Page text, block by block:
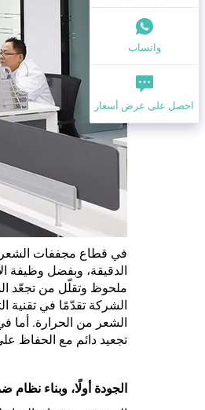
الدقيقة، وبفضل وظيفة
ملحوظ وتقلّل من تجعّد
الشعر من الحرارة. أما
تجعيد دائم مع الحفاظ
الجودة أولًا، وبناء
واتساب
احصل على عرض أسعار